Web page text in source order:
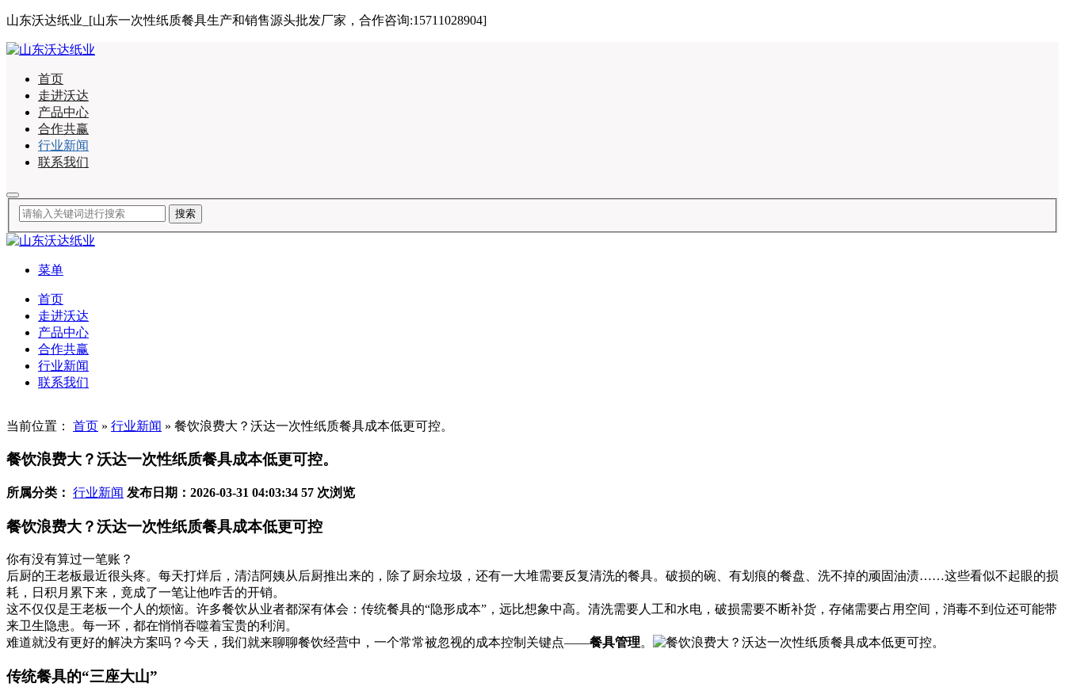
山东沃达纸业_[山东一次性纸质餐具生产和销售源头批发厂家，合作咨询:15711028904]
首页
走进沃达
产品中心
合作共赢
行业新闻
联系我们
菜单
首页
走进沃达
产品中心
合作共赢
行业新闻
联系我们
当前位置： 首页 » 行业新闻 » 餐饮浪费大？沃达一次性纸质餐具成本低更可控。
餐饮浪费大？沃达一次性纸质餐具成本低更可控。
所属分类： 行业新闻 发布日期：2026-03-31 04:03:34 57 次浏览
餐饮浪费大？沃达一次性纸质餐具成本低更可控
你有没有算过一笔账？
后厨的王老板最近很头疼。每天打烊后，清洁阿姨从后厨推出来的，除了厨余垃圾，还有一大堆需要反复清洗的餐具。破损的碗、有划痕的餐盘、洗不掉的顽固油渍……这些看似不起眼的损
耗，日积月累下来，竟成了一笔让他咋舌的开销。
这不仅仅是王老板一个人的烦恼。许多餐饮从业者都深有体会：传统餐具的“隐形成本”，远比想象中高。清洗需要人工和水电，破损需要不断补货，存储需要占用空间，消毒不到位还可能带
来卫生隐患。每一环，都在悄悄吞噬着宝贵的利润。
难道就没有更好的解决方案吗？今天，我们就来聊聊餐饮经营中，一个常常被忽视的成本控制关键点——餐具管理。
传统餐具的“三座大山”